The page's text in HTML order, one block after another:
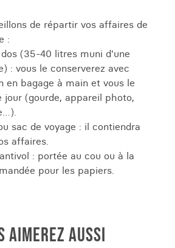
de répartir vos affaires de
:
(35-40 litres muni d'une
: vous le conserverez avec
en bagage à main et vous le
jour (gourde, appareil photo,
sac de voyage : il contiendra
affaires.
: portée au cou ou à la
pour les papiers.
AIMEREZ AUSSI